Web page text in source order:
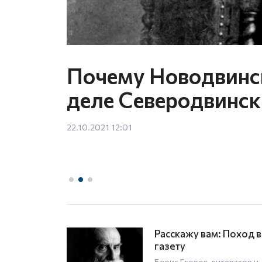
Почему
деле
22.10.2021 12:01
Память сердца: Купание
белого коня